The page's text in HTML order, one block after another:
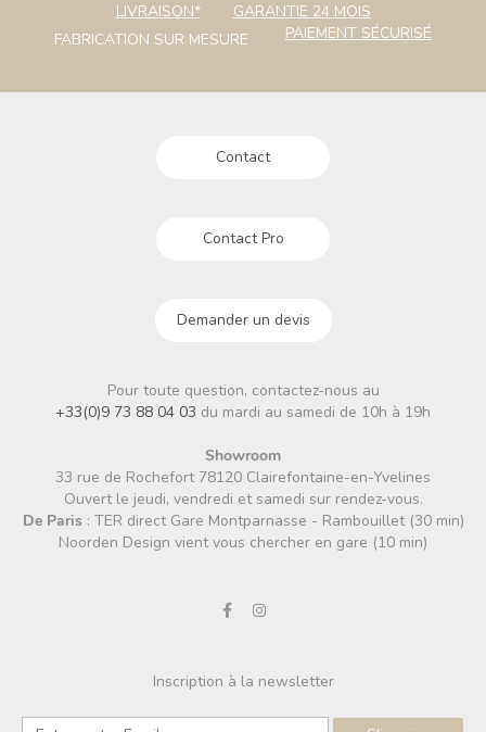
LIVRAISON*
GARANTIE 24 MOIS
FABRICATION SUR MESURE
PAIEMENT SÉCURISÉ
Contact
Contact Pro
Demander un devis
Pour toute question, contactez-nous au
+33(0)9 73 88 04 03 du mardi au samedi de 10h à 19h
Showroom
33 rue de Rochefort 78120 Clairefontaine-en-Yvelines
Ouvert le jeudi, vendredi et samedi sur rendez-vous.
De Paris : TER direct Gare Montparnasse - Rambouillet (30 min)
Noorden Design vient vous chercher en gare (10 min)
Inscription à la newsletter